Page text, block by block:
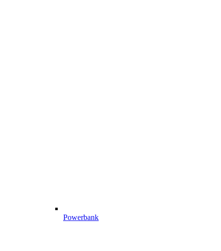
Powerbank